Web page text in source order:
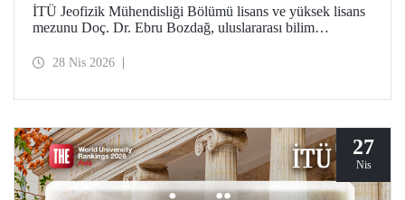
İTÜ Jeofizik Mühendisliği Bölümü lisans ve yüksek lisans
mezunu Doç. Dr. Ebru Bozdağ, uluslararası bilim
Vladimir Keilis-Borok Madalyası’na (2026) layık görüldü.
28 Nis 2026
27
Nis